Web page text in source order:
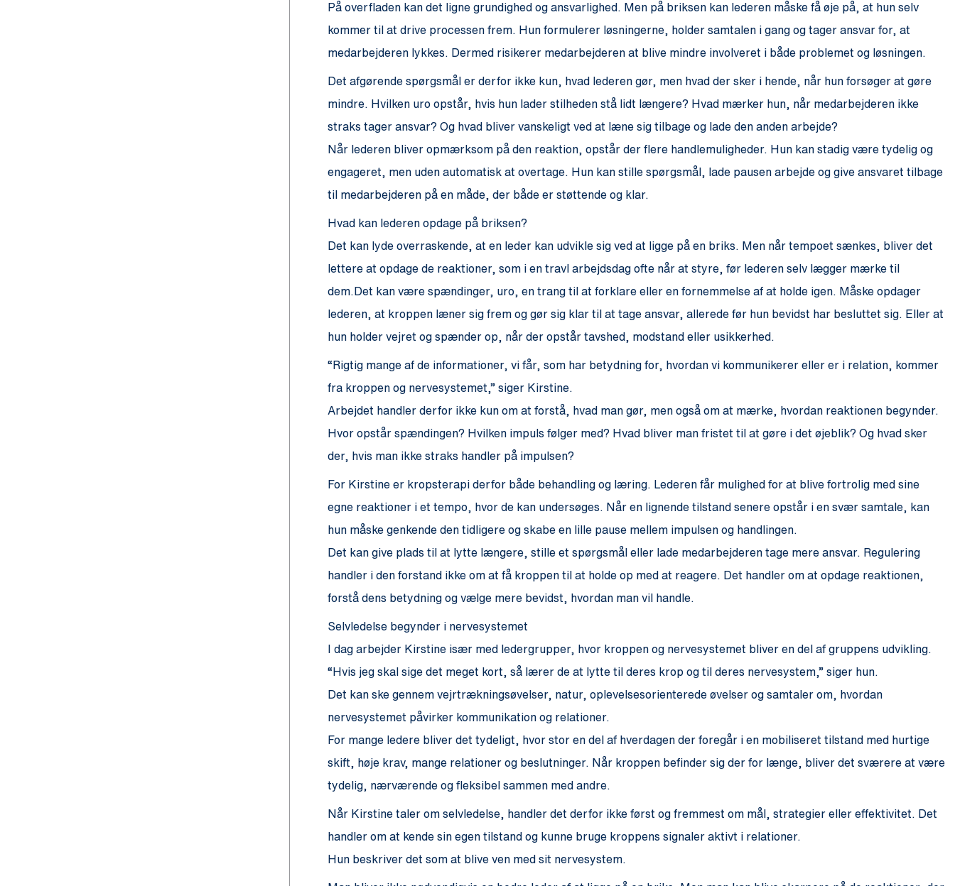
På overfladen kan det ligne grundighed og ansvarlighed. Men på briksen kan lederen måske få øje på, at hun selv
kommer til at drive processen frem. Hun formulerer løsningerne, holder samtalen i gang og tager ansvar for, at
medarbejderen lykkes. Dermed risikerer medarbejderen at blive mindre involveret i både problemet og løsningen.
Det afgørende spørgsmål er derfor ikke kun, hvad lederen gør, men hvad der sker i hende, når hun forsøger at gøre
mindre. Hvilken uro opstår, hvis hun lader stilheden stå lidt længere? Hvad mærker hun, når medarbejderen ikke
straks tager ansvar? Og hvad bliver vanskeligt ved at læne sig tilbage og lade den anden arbejde?
Når lederen bliver opmærksom på den reaktion, opstår der flere handlemuligheder. Hun kan stadig være tydelig og
engageret, men uden automatisk at overtage. Hun kan stille spørgsmål, lade pausen arbejde og give ansvaret tilbage
til medarbejderen på en måde, der både er støttende og klar.
Hvad kan lederen opdage på briksen?
Det kan lyde overraskende, at en leder kan udvikle sig ved at ligge på en briks. Men når tempoet sænkes, bliver det
lettere at opdage de reaktioner, som i en travl arbejdsdag ofte når at styre, før lederen selv lægger mærke til
dem.Det kan være spændinger, uro, en trang til at forklare eller en fornemmelse af at holde igen. Måske opdager
lederen, at kroppen læner sig frem og gør sig klar til at tage ansvar, allerede før hun bevidst har besluttet sig. Eller at
hun holder vejret og spænder op, når der opstår tavshed, modstand eller usikkerhed.
“Rigtig mange af de informationer, vi får, som har betydning for, hvordan vi kommunikerer eller er i relation, kommer
fra kroppen og nervesystemet,” siger Kirstine.
Arbejdet handler derfor ikke kun om at forstå, hvad man gør, men også om at mærke, hvordan reaktionen begynder.
Hvor opstår spændingen? Hvilken impuls følger med? Hvad bliver man fristet til at gøre i det øjeblik? Og hvad sker
der, hvis man ikke straks handler på impulsen?
For Kirstine er kropsterapi derfor både behandling og læring. Lederen får mulighed for at blive fortrolig med sine
egne reaktioner i et tempo, hvor de kan undersøges. Når en lignende tilstand senere opstår i en svær samtale, kan
hun måske genkende den tidligere og skabe en lille pause mellem impulsen og handlingen.
Det kan give plads til at lytte længere, stille et spørgsmål eller lade medarbejderen tage mere ansvar. Regulering
handler i den forstand ikke om at få kroppen til at holde op med at reagere. Det handler om at opdage reaktionen,
forstå dens betydning og vælge mere bevidst, hvordan man vil handle.
Selvledelse begynder i nervesystemet
I dag arbejder Kirstine især med ledergrupper, hvor kroppen og nervesystemet bliver en del af gruppens udvikling.
“Hvis jeg skal sige det meget kort, så lærer de at lytte til deres krop og til deres nervesystem,” siger hun.
Det kan ske gennem vejrtrækningsøvelser, natur, oplevelsesorienterede øvelser og samtaler om, hvordan
nervesystemet påvirker kommunikation og relationer.
For mange ledere bliver det tydeligt, hvor stor en del af hverdagen der foregår i en mobiliseret tilstand med hurtige
skift, høje krav, mange relationer og beslutninger. Når kroppen befinder sig der for længe, bliver det sværere at være
tydelig, nærværende og fleksibel sammen med andre.
Når Kirstine taler om selvledelse, handler det derfor ikke først og fremmest om mål, strategier eller effektivitet. Det
handler om at kende sin egen tilstand og kunne bruge kroppens signaler aktivt i relationer.
Hun beskriver det som at blive ven med sit nervesystem.